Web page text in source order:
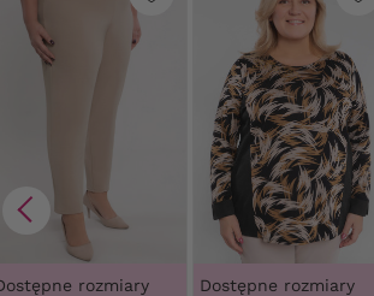
rozmiary Dostępne rozmiary